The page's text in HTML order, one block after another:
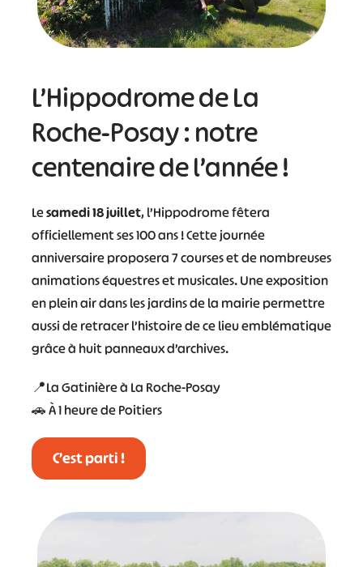
L’Hippodrome de La
Roche-Posay : notre
centenaire de l’année !
Lesamedi 18 juillet, l’Hippodrome fêtera
officiellement ses 100 ans ! Cette journée
anniversaire proposera 7 courses et de nombreuses
animations équestres et musicales. Une exposition
en plein air dans les jardins de la mairie permettre
aussi de retracer l’histoire de ce lieu emblématique
grâce à huit panneaux d’archives.
📍La Gatinière à La Roche-Posay
🚗 À 1 heure de Poitiers
C’est parti !